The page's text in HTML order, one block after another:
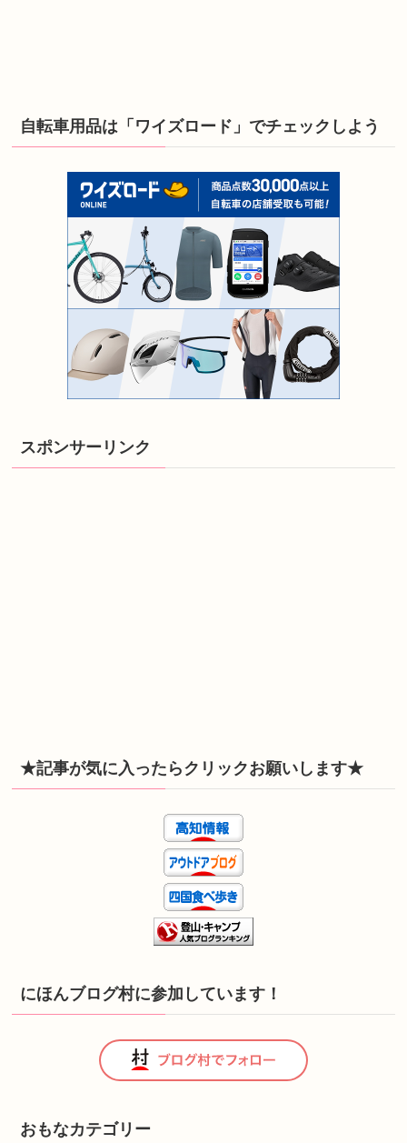
自転車用品は「ワイズロード」でチェックしよう
スポンサーリンク
★記事が気に入ったらクリックお願いします★
にほんブログ村に参加しています！
おもなカテゴリー